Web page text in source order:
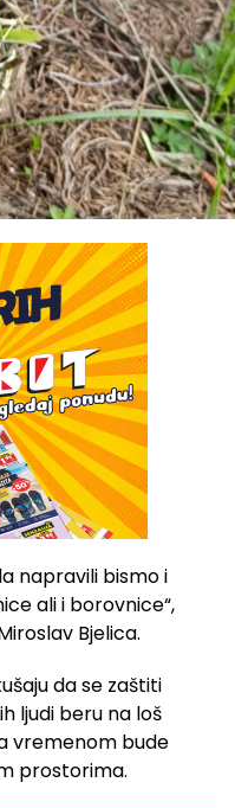
napravili bismo i
ali i borovnice“,
Bjelica.
da se zaštiti
ljudi beru na loš
vremenom bude
prostorima.